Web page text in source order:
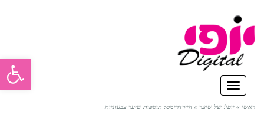
תפריט
ראשי » יופי! של שיער » היירדרימס: תוספות שיער צבעוניות
פתח